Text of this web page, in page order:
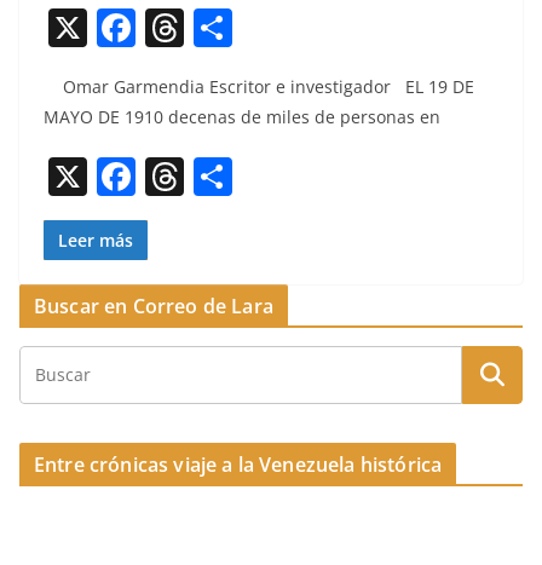
X F
c
e
b
o
o
k
T
h
re
a
d
o
m
Omar Gar­men­dia Escritor e inves­ti­gador EL 19 DE
MAYO DE 1910 dece­nas de miles de per­sonas en
X F
a
c
e
b
o
k
T
a
d
p
ar
Leer más
Buscar en Correo de Lara
Entre crónicas viaje a la Venezuela histórica